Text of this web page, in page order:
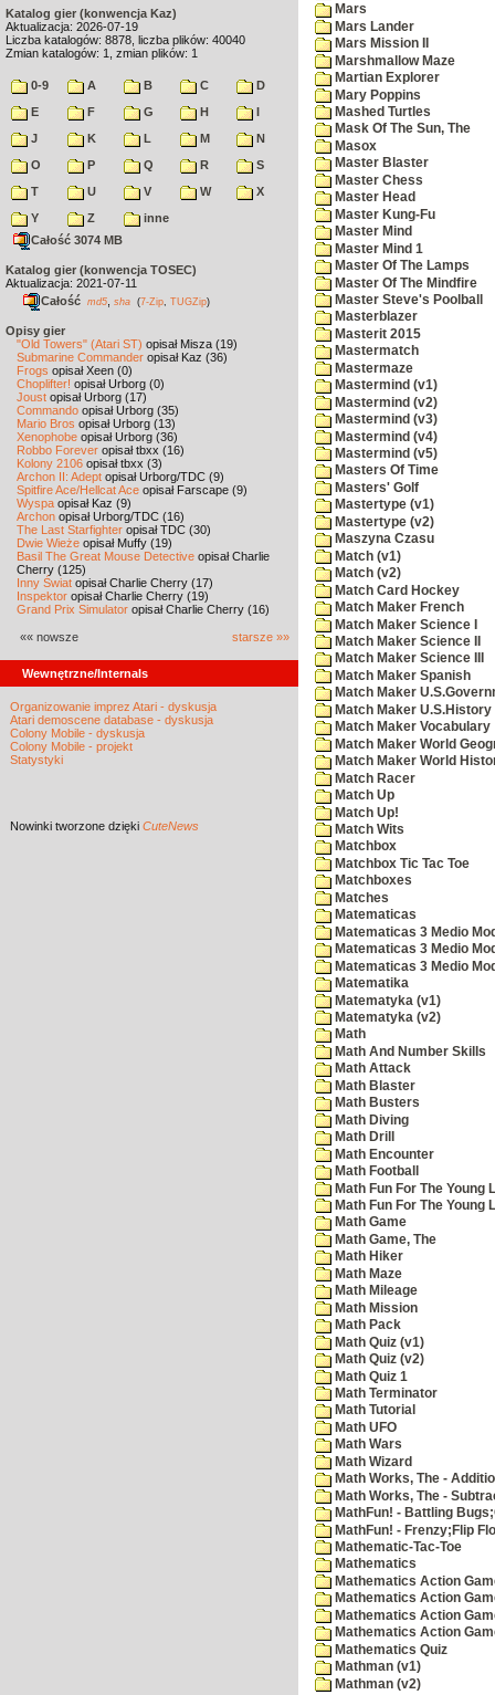
Katalog gier (konwencja Kaz)
Aktualizacja: 2026-07-19
Liczba katalogów: 8878, liczba plików: 40040
Zmian katalogów: 1, zmian plików: 1
0-9 A B C
D
E
F G H
I
J
K L M
N
O
P Q R
S
T
U V W
X
Y
Z
inne
Całość 3074 MB
Katalog gier (konwencja TOSEC)
Aktualizacja: 2021-07-11
Całość md5 sha (7-Zip TUGZip)
Opisy gier
"Old Towers" (Atari ST) opisał Misza (19)
Submarine Commander opisał Kaz (36)
Frogs opisał Xeen (0)
Choplifter! opisał Urborg (0)
Joust opisał Urborg (17)
Commando opisał Urborg (35)
Mario Bros opisał Urborg (13)
Xenophobe opisał Urborg (36)
Robbo Forever opisał tbxx (16)
Kolony 2106 opisał tbxx (3)
Archon II: Adept opisał Urborg/TDC (9)
Spitfire Ace/Hellcat Ace opisał Farscape (9)
Wyspa opisał Kaz (9)
Archon opisał Urborg/TDC (16)
The Last Starfighter opisał TDC (30)
Dwie Wieże opisał Muffy (19)
Basil The Great Mouse Detective opisał Charlie
Cherry (125)
Inny Świat opisał Charlie Cherry (17)
Inspektor opisał Charlie Cherry (19)
Grand Prix Simulator opisał Charlie Cherry (16)
«« nowsze starsze »»
Wewnętrzne/Internals
Organizowanie imprez Atari - dyskusja
Atari demoscene database - dyskusja
Colony Mobile - dyskusja
Colony Mobile - projekt
Statystyki
Nowinki tworzone dzięki CuteNews
Mars
Mars Lander
Mars Mission II
Marshmallow Maze
Martian Explorer
Mary Poppins
Mashed Turtles
Mask Of The Sun, The
Masox
Master Blaster
Master Chess
Master Head
Master Kung-Fu
Master Mind
Master Mind 1
Master Of The Lamps
Master Of The Mindfire
Master Steve's Poolball
Masterblazer
Masterit 2015
Mastermatch
Mastermaze
Mastermind (v1)
Mastermind (v2)
Mastermind (v3)
Mastermind (v4)
Mastermind (v5)
Masters Of Time
Masters' Golf
Mastertype (v1)
Mastertype (v2)
Maszyna Czasu
Match (v1)
Match (v2)
Match Card Hockey
Match Maker French
Match Maker Science I
Match Maker Science II
Match Maker Science III
Match Maker Spanish
Match Maker
Match Maker U.S.History
Match Maker Vocabulary
Match Maker World
Match Maker World
Match Racer
Match Up
Match Up!
Match Wits
Matchbox
Matchbox Tic Tac Toe
Matchboxes
Matches
Matematicas
Matematicas 3 Medio
Matematicas 3 Medio
Matematicas 3 Medio
Matematika
Matematyka (v1)
Matematyka (v2)
Math
Math And Number Skills
Math Attack
Math Blaster
Math Busters
Math Diving
Math Drill
Math Encounter
Math Football
Math Fun For The Young
Math Fun For The Young
Math Game
Math Game, The
Math Hiker
Math Maze
Math Mileage
Math Mission
Math Pack
Math Quiz (v1)
Math Quiz (v2)
Math Quiz 1
Math Terminator
Math Tutorial
Math UFO
Math Wars
Math Wizard
Math Works, The -
Math Works, The -
MathFun! - Battling
MathFun! - Frenzy;Flip
Mathematic-Tac-Toe
Mathematics
Mathematics Action
Mathematics Action
Mathematics Action
Mathematics Action
Mathematics Quiz
Mathman (v1)
Mathman (v2)